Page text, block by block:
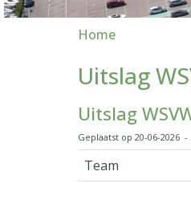
Home
Uitslag
Uitslag
Geplaatst op 20-06-
Team